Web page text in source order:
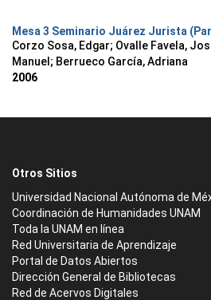
Mesa 3 Seminario Juárez Jurista
Corzo Sosa, Edgar; Ovalle Favela,
Manuel ; Berrueco García, Adriana
2006
Otros Sitios
Universidad Nacional Autónoma de
Coordinación de Humanidades UNAM
Toda la UNAM en línea
Red Universitaria de Aprendizaje
Portal de Datos Abiertos
Dirección General de Bibliotecas
Red de Acervos Digitales